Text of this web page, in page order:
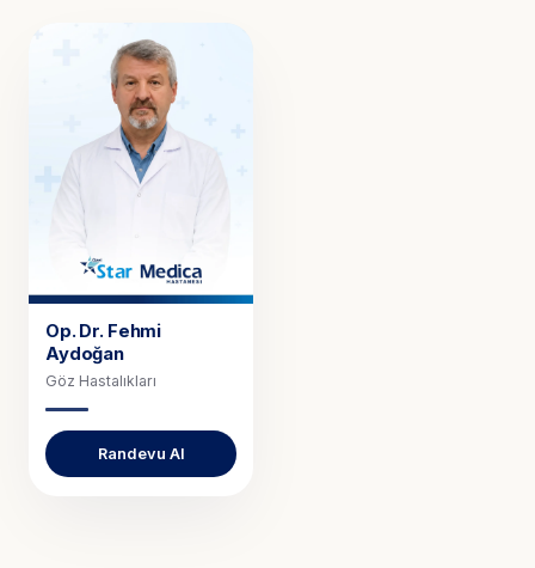
Op. Dr. Fehmi
Aydoğan
Göz Hastalıkları
Randevu Al